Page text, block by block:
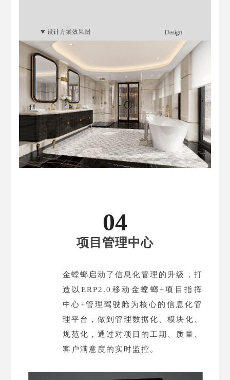
04
项目管理中心
金螳螂启动了信息化管理的升级，打
造以ERP2.0移动金螳螂+项目指挥
中心+管理驾驶舱为核心的信息化管
理平台，做到管理数据化、模块化、
规范化，通过对项目的工期、质量、
客户满意度的实时监控。